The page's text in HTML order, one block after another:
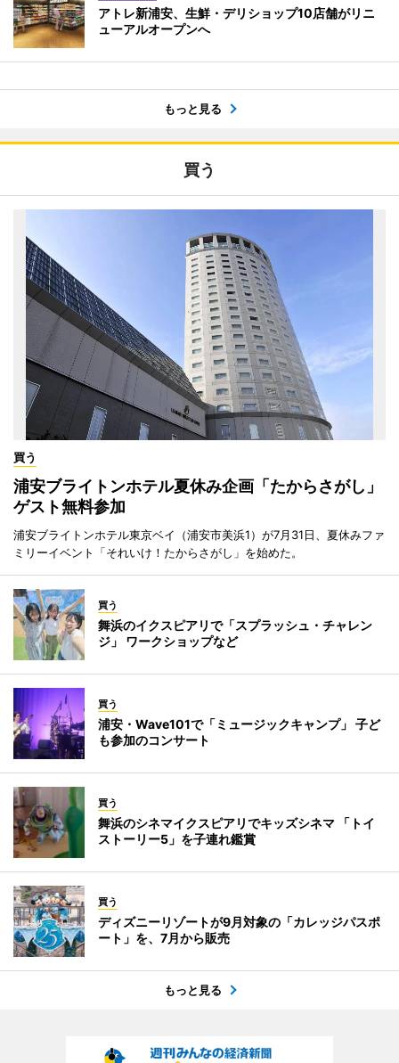
アトレ新浦安、生鮮・デリショップ10店舗がリニ
ューアルオープンへ
もっと見る
買う
買う
浦安ブライトンホテル夏休み企画「たからさがし」
ゲスト無料参加
浦安ブライトンホテル東京ベイ（浦安市美浜1）が7月31日、夏休みファ
ミリーイベント「それいけ！たからさがし」を始めた。
買う
舞浜のイクスピアリで「スプラッシュ・チャレン
ジ」 ワークショップなど
買う
浦安・Wave101で「ミュージックキャンプ」 子ど
も参加のコンサート
買う
舞浜のシネマイクスピアリでキッズシネマ 「トイ
ストーリー5」を子連れ鑑賞
買う
ディズニーリゾートが9月対象の「カレッジパスポ
ート」を、7月から販売
もっと見る